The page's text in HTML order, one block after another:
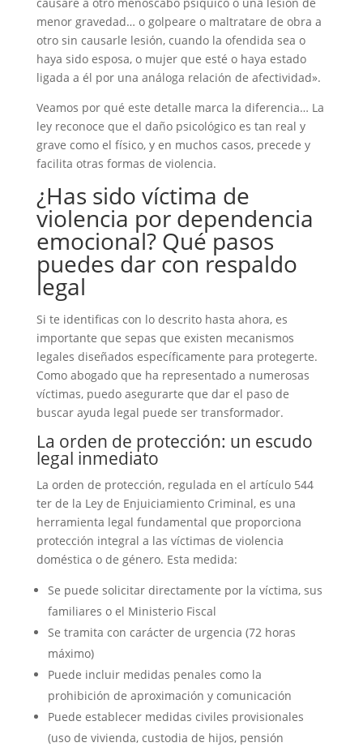
menor gravedad… o golpeare o maltratare de obra a
otro sin causarle lesión, cuando la ofendida sea o
haya sido esposa, o mujer que esté o haya estado
ligada a él por una análoga relación de afectividad».
Veamos por qué este detalle marca la diferencia… La
ley reconoce que el daño psicológico es tan real y
grave como el físico, y en muchos casos, precede y
facilita otras formas de violencia.
¿Has sido víctima de
violencia por dependencia
emocional? Qué pasos
puedes dar con respaldo
legal
Si te identificas con lo descrito hasta ahora, es
importante que sepas que existen mecanismos
legales diseñados específicamente para protegerte.
Como abogado que ha representado a numerosas
víctimas, puedo asegurarte que dar el paso de
buscar ayuda legal puede ser transformador.
La orden de protección: un escudo
legal inmediato
La orden de protección, regulada en el artículo 544
ter de la Ley de Enjuiciamiento Criminal, es una
herramienta legal fundamental que proporciona
protección integral a las víctimas de violencia
doméstica o de género. Esta medida:
Se puede solicitar directamente por la víctima, sus
familiares o el Ministerio Fiscal
Se tramita con carácter de urgencia (72 horas
máximo)
Puede incluir medidas penales como la
prohibición de aproximación y comunicación
Puede establecer medidas civiles provisionales
(uso de vivienda, custodia de hijos, pensión